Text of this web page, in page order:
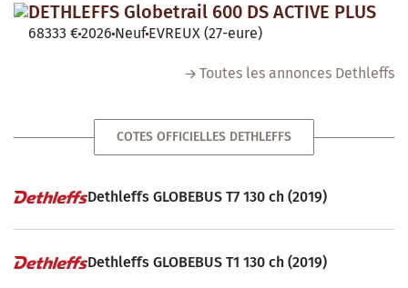
DETHLEFFS Globetrail 600 DS ACTIVE PLUS
68333 €2026 Neuf EVREUX (27-eure)
Toutes les annonces Dethleffs
COTES OFFICIELLES DETHLEFFS
Dethleffs GLOBEBUS T7 130 ch (2019)
Dethleffs GLOBEBUS T1 130 ch (2019)